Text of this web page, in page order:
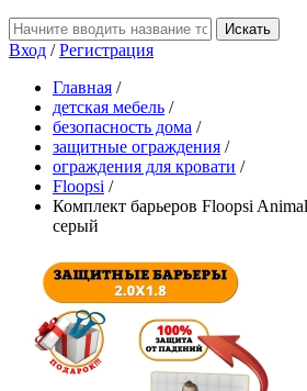
Вход /Регистрация
Главная /
детская мебель /
безопасность дома /
защитные ограждения /
ограждения для кровати /
Floopsi /
Комплект барьеров Floopsi
серый